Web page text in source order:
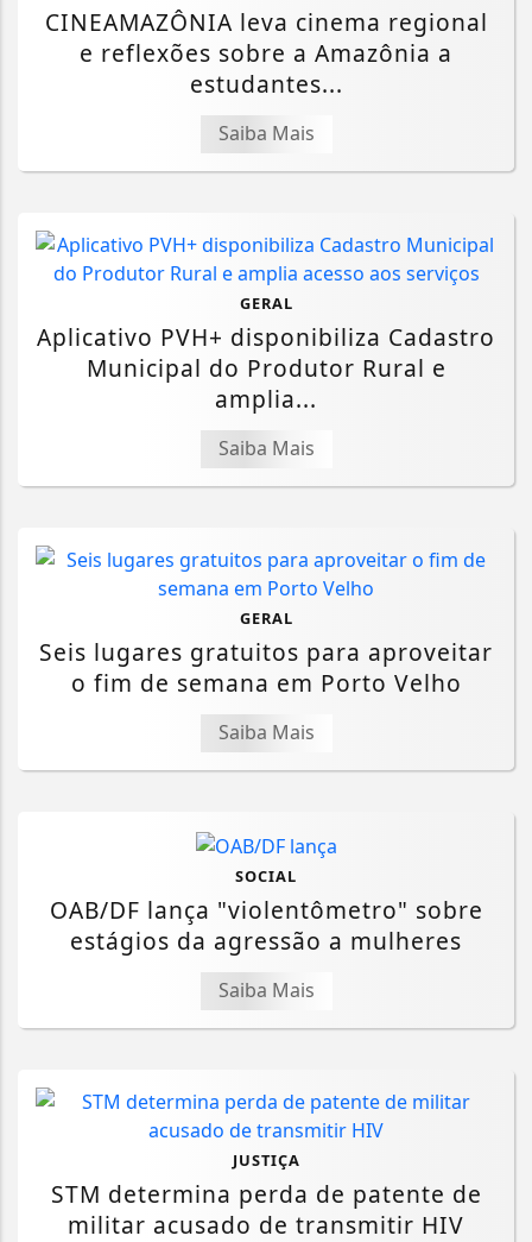
CINEAMAZÔNIA leva cinema regional
e reflexões sobre a Amazônia a
estudantes...
Saiba Mais
GERAL
Aplicativo PVH+ disponibiliza Cadastro
Municipal do Produtor Rural e
amplia...
Saiba Mais
GERAL
Seis lugares gratuitos para aproveitar
o fim de semana em Porto Velho
Saiba Mais
SOCIAL
OAB/DF lança "violentômetro" sobre
estágios da agressão a mulheres
Saiba Mais
JUSTIÇA
STM determina perda de patente de
militar acusado de transmitir HIV